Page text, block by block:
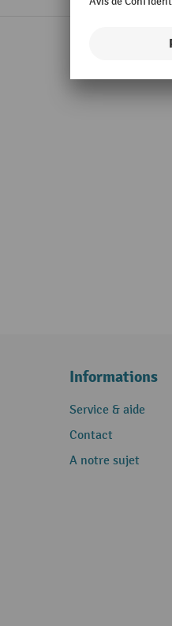
Informations
Service & aide
Contact
A notre sujet